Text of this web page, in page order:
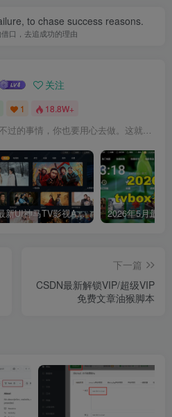
to chase success reasons.
口，去追成功的理由
关注
1 18.8W+
最新UI神马TV影视APP源码 乐檬影视苹果CMS后台 包含前后端源码
下一篇
CSDN最新解锁VIP/超级VIP
免费文章油猴脚本